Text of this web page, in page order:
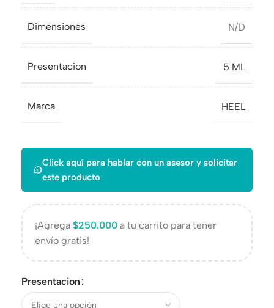
Dimensiones N/D
Presentacion 5 ML
Marca HEEL
Click aquí para hablar con un asesor y solicitar
este producto
¡Agrega $250.000 a tu carrito para tener
envío gratis!
Presentacion